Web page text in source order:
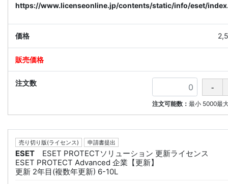
https://www.licenseonline.jp/contents/static/info/eset/
注文可能数： 最小 5000最
売り切り版(ライセンス) 申請書提出
ESET
ESET PROTECTソリューション 更新ライセンス
ESET PROTECT Advanced 企業【更新】
更新 2年目(複数年更新) 6-10L